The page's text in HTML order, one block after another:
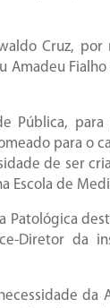
Cruz, por
Amadeu
Pública,
para o
de ser
Escola de
Patológica
Diretor da
da